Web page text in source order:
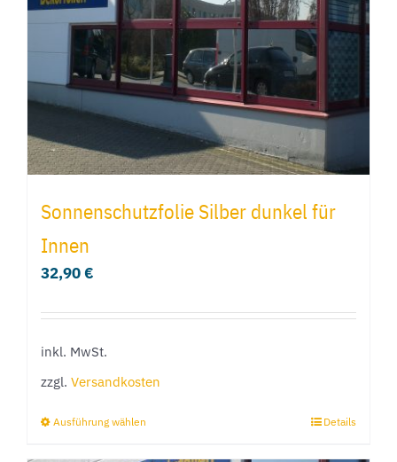
Sonnenschutzfolie Silber dunkel für
Innen
32,90€
inkl. MwSt.
zzgl. Versandkosten
Ausführung wählen Details